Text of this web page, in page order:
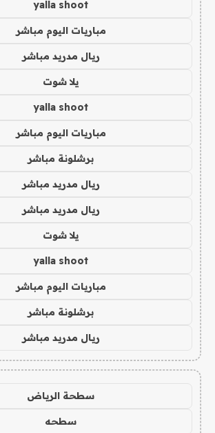
yalla shoot
مباريات اليوم مباشر
ريال مدريد مباشر
يلا شوت
yalla shoot
مباريات اليوم مباشر
برشلونة مباشر
ريال مدريد مباشر
ريال مدريد مباشر
يلا شوت
yalla shoot
مباريات اليوم مباشر
برشلونة مباشر
ريال مدريد مباشر
سطحة الرياض
سطحه